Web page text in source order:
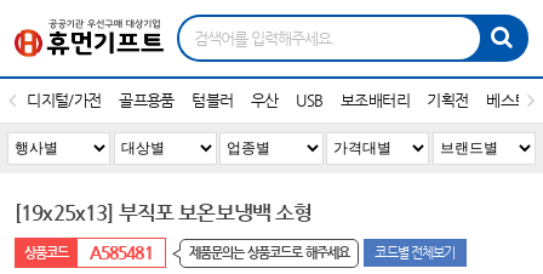
디지털/가전 골프용품 텀블러 우산 USB 보조배터리 기획전 베스트
[19x25x13] 부직포 보온보냉백 소형
A585481 제품문의는 상품코드로 해주세요 코드별 전체보기